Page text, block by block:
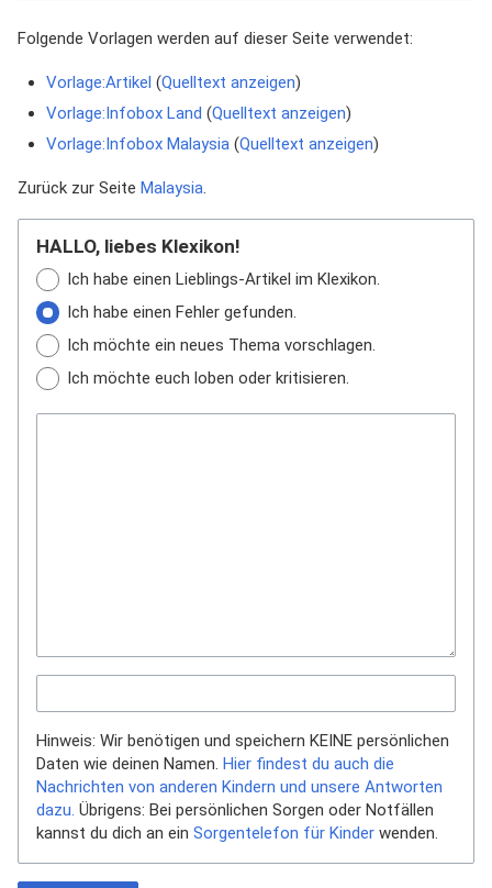
Folgende Vorlagen werden auf dieser Seite verwendet:
Vorlage:Artikel (Quelltext anzeigen)
Vorlage:Infobox Land (Quelltext anzeigen)
Vorlage:Infobox Malaysia(Quelltext anzeigen)
Zurück zur Seite Malaysia.
HALLO, liebes Klexikon!
Ich habe einen Lieblings-Artikel im Klexikon.
Ich habe einen Fehler gefunden.
Ich möchte ein neues Thema vorschlagen.
Ich möchte euch loben oder kritisieren.
Hinweis: Wir benötigen und speichern KEINE persönlichen
Daten wie deinen Namen. Hier findest du auch die
Nachrichten von anderen Kindern und unsere Antworten
dazu. Übrigens: Bei persönlichen Sorgen oder Notfällen
kannst du dich an ein Sorgentelefon für Kinder wenden.